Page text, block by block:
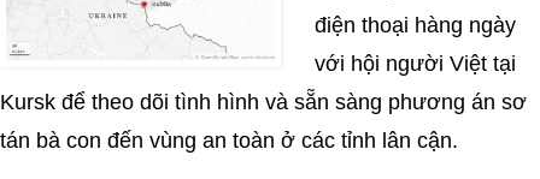
điện thoại hàng ngày
với hội người Việt tại
Kursk để theo dõi tình hình và sẵn sàng phương án sơ
tán bà con đến vùng an toàn ở các tỉnh lân cận.